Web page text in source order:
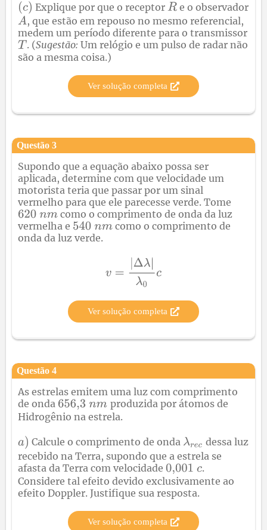
Explique por que o receptor
e o observador
, que estão em repouso no mesmo referencial,
medem um período diferente para o transmissor
. (Sugestão: Um relógio e um pulso de radar não
são a mesma coisa.)
Ver solução completa
Questão 3
Supondo que a equação abaixo possa ser
aplicada, determine com que velocidade um
motorista teria que passar por um sinal
vermelho para que ele parecesse verde. Tome
como o comprimento de onda da luz
vermelha e
como o comprimento de
onda da luz verde.
Ver solução completa
Questão 4
As estrelas emitem uma luz com comprimento
de onda
produzida por átomos de
Hidrogênio na estrela.
Calcule o comprimento de onda
dessa luz
recebido na Terra, supondo que a estrela se
afasta da Terra com velocidade
.
Considere tal efeito devido exclusivamente ao
efeito Doppler. Justifique sua resposta.
Ver solução completa